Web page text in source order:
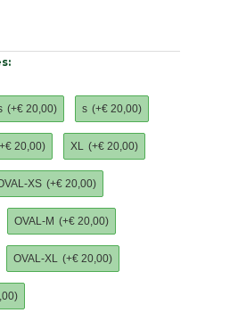
(+€ 20,00) s (+€ 20,00)
20,00) XL (+€ 20,00)
XS (+€ 20,00)
OVAL-M (+€ 20,00)
OVAL-XL (+€ 20,00)